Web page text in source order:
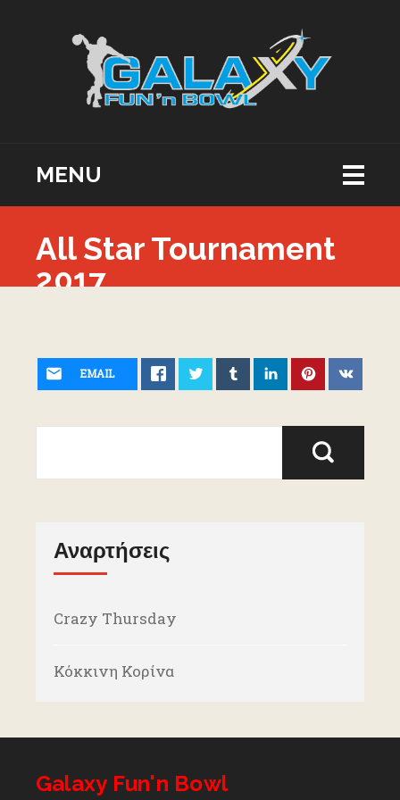
MENU
All Star Tournament
2017
EMAIL
Αναρτήσεις
Crazy Thursday
Κόκκινη Κορίνα
Galaxy Fun'n Bowl